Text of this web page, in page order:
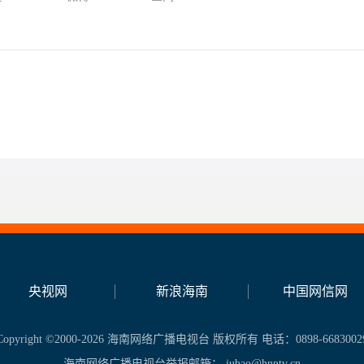
央视网 新浪海南 中国网信网
©2000-2026 海南网络广播电视台 版权所有 电话：0898-